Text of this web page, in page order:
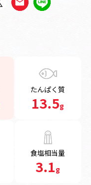
たんぱく質
13.5g
食塩相当量
3.1g